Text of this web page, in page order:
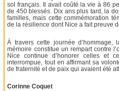
sol français. Il avait coûté la vie à 86
de 450 blessés. Dix ans plus tard, la
familles, mais cette commémoration
de la résilience dont Nice a fait preuve
À travers cette journée
mémoire constitue un rempart contre
Nice continue d’honorer celles et
interrompue, tout en affirmant sa
de fraternité et de paix qui avaient été
Corinne Coquet